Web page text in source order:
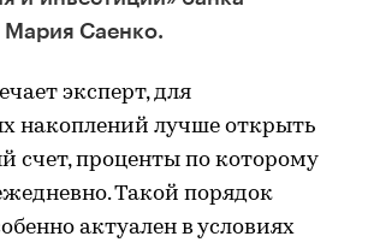
Мария Саенко.
эксперт, для
накоплений лучше открыть
счет, проценты по которому
Такой порядок
актуален в условиях